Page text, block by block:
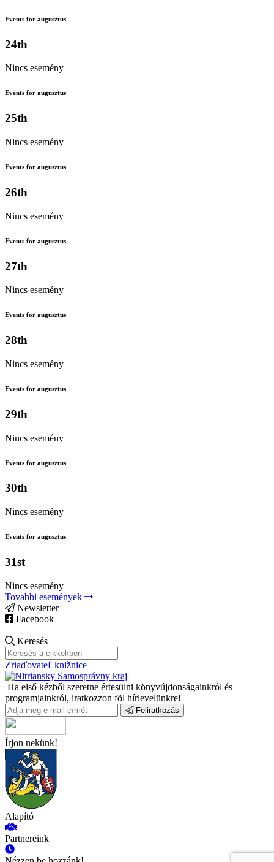
Events for augusztus
24th
Nincs esemény
Events for augusztus
25th
Nincs esemény
Events for augusztus
26th
Nincs esemény
Events for augusztus
27th
Nincs esemény
Events for augusztus
28th
Nincs esemény
Events for augusztus
29th
Nincs esemény
Events for augusztus
30th
Nincs esemény
Events for augusztus
31st
Nincs esemény
Tovabbi események
Newsletter
Facebook
Keresés
Zriaďovateľ knižnice
Ha első kézből szeretne értesülni könyvújdonságainkról és
programjainkról, iratkozzon föl hírlevelünkre!
Feliratkozás
Írjon nekünk!
Alapító
Partnereink